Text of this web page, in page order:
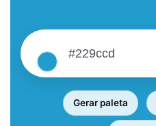
Gerar paleta